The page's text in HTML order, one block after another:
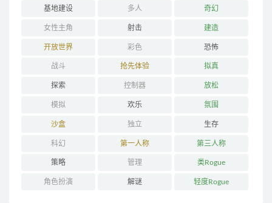
基地建设 多人 奇幻
女性主角 射击 建造
开放世界 彩色 恐怖
战斗 抢先体验 拟真
探索 控制器 放松
模拟 欢乐 氛围
沙盒 独立 生存
科幻 第一人称 第三人称
策略 管理 类Rogue
角色扮演 解谜 轻度Rogue